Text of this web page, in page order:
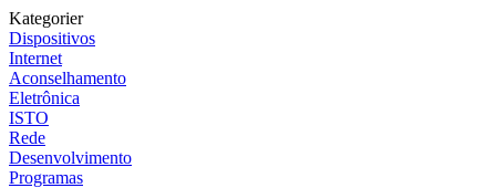
Kategorier
Dispositivos
Internet
Aconselhamento
Eletrônica
ISTO
Rede
Desenvolvimento
Programas